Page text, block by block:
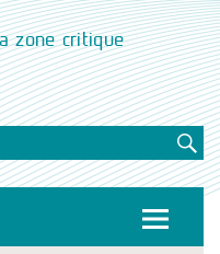
zone critique